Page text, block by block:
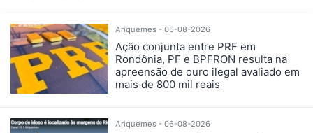
Ariquemes - 06-08-2026
Ação conjunta entre PRF em
Rondônia, PF e BPFRON resulta na
apreensão de ouro ilegal avaliado em
mais de 800 mil reais
Ariquemes - 06-08-2026